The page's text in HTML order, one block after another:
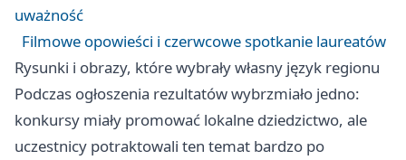
uważność
Filmowe opowieści i czerwcowe spotkanie laureatów
Rysunki i obrazy, które wybrały własny język regionu
Podczas ogłoszenia rezultatów wybrzmiało jedno:
konkursy miały promować lokalne dziedzictwo, ale
uczestnicy potraktowali ten temat bardzo po